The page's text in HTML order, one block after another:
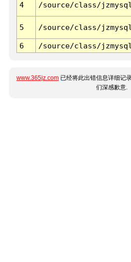
4 /source/class/
5 /source/class/
6 /source/class/
www.365jz.com 已经将此出错信息详细记
们深感歉意.